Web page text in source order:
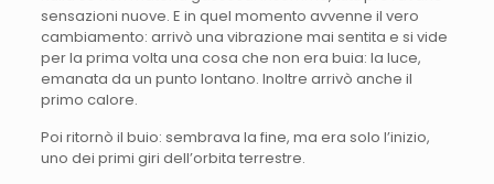
sensazioni nuove. E in quel momento avvenne il vero
cambiamento: arrivò una vibrazione mai sentita e si vide
per la prima volta una cosa che non era buia: la luce,
emanata da un punto lontano. Inoltre arrivò anche il
primo calore.
Poi ritornò il buio: sembrava la fine, ma era solo l’inizio,
uno dei primi giri dell’orbita terrestre.